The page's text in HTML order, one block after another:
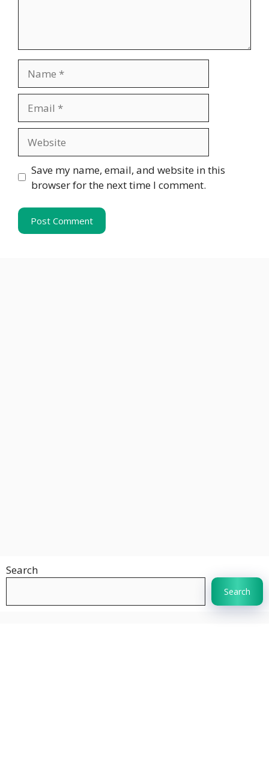
Save my name, email, and website in this
browser for the next time I comment.
Search
Search